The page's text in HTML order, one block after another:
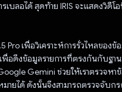
เบลอได้ สุดท้าย IRIS จะแสดงวิดี
Pro เพื่อวิเคราะห์การรั่วไหลของ
เพื่อดึงข้อมูลรายการที่ตรงกันกับฐ
Gemini ช่วยให้เราตรวจหา
มายได้ ดังนั้นจึงสามารถตรวจจับ